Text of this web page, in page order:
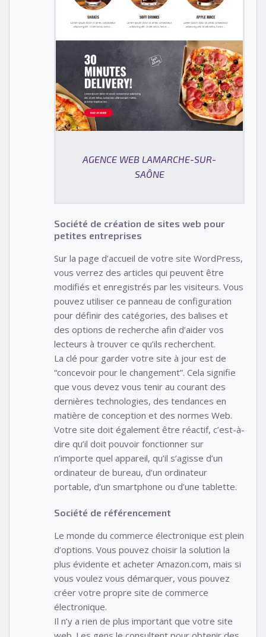
AGENCE WEB LAMARCHE-SUR-
SAÔNE
Société de création de sites web pour
petites entreprises
Sur la page d’accueil de votre site WordPress,
vous verrez des articles qui peuvent être
modifiés et enregistrés par les visiteurs. Vous
pouvez utiliser ce panneau de configuration
pour définir des catégories, des balises et
des options de recherche afin d’aider vos
lecteurs à trouver ce qu’ils recherchent.
La clé pour garder votre site à jour est de
“concevoir pour le changement”. Cela signifie
que vous devez vous tenir au courant des
dernières technologies, des tendances en
matière de conception et des normes Web.
Votre site doit également être réactif, c’est-à-
dire qu’il doit pouvoir fonctionner sur
n’importe quel appareil, qu’il s’agisse d’un
ordinateur de bureau, d’un ordinateur
portable, d’un smartphone ou d’une tablette.
Société de référencement
Le monde du commerce électronique est plein
d’options. Vous pouvez choisir la solution la
plus évidente et acheter Amazon.com, mais si
vous voulez vous démarquer, vous pouvez
créer votre propre site de commerce
électronique.
Il n’y a rien de plus important que votre site